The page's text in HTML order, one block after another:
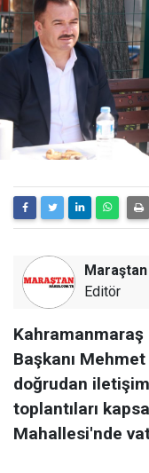
Editör
Başkanı
doğrudan
toplantıları
Mahallesi'nde